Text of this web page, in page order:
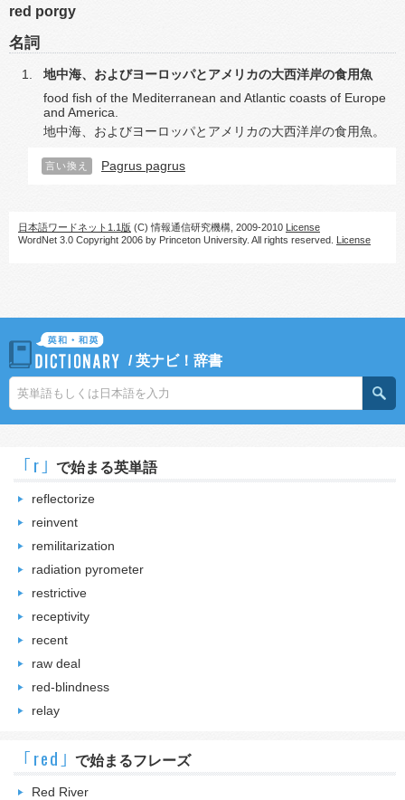
red porgy
名詞
地中海、およびヨーロッパとアメリカの大西洋岸の食用魚
food fish of the Mediterranean and Atlantic coasts of Europe
and America.
地中海、およびヨーロッパとアメリカの大西洋岸の食用魚。
言い換え Pagrus pagrus
日本語ワードネット1.1版 (C) 情報通信研究機構, 2009-2010 License
WordNet 3.0 Copyright 2006 by Princeton University. All rights reserved. License
/英ナビ！辞書
｢r｣ で始まる英単語
reflectorize
reinvent
remilitarization
radiation pyrometer
restrictive
receptivity
recent
raw deal
red-blindness
relay
｢red｣ で始まるフレーズ
Red River